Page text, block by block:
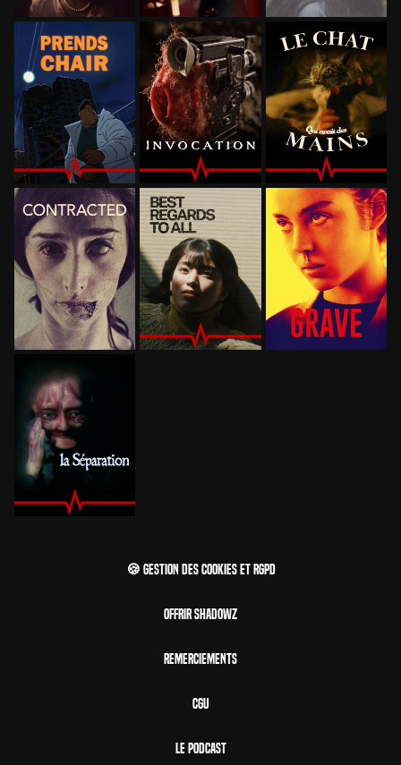
🍪 Gestion des cookies et RGPD
Offrir Shadowz
Remerciements
CGU
Le Podcast